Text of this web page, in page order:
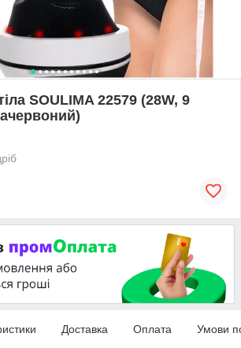
SOULIMA 22579 (28W, 9
Доставка Оплата Умови